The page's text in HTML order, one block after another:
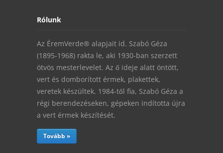
Rólunk
Az ÉremVerde® alapjait id. Szabó Géza
(1895-1968) rakta le, aki 1930-ban szerzett
ötvös mesterlevelet. Az ő ideje alatt öntött,
vert és domborított érmek, plakettek,
veretek készültek. 1984-től fia, Szabó Géza a
régi berendezéseken, gépeken indította újra
a vert érmek készítését.
Tovább »